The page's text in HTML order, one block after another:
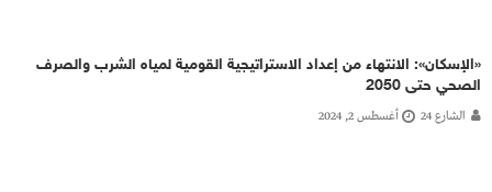
«الإسكان»: الانتهاء من إعداد الاستراتيجية القومية لمياه الشرب والصرف
الصحي حتى 2050
الشارع 24 أغسطس 2, 2024